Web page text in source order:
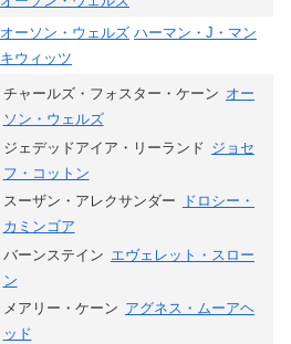
オーソン・ウェルズ ハーマン・J・マン
キウィッツ
チャールズ・フォスター・ケーン オー
ソン・ウェルズ
ジェデッドアイア・リーランド ジョセ
フ・コットン
スーザン・アレクサンダー
ドロシー・
カミンゴア
バーンステイン エヴェレット・スロー
ン
メアリー・ケーン アグネス・ムーアヘ
ッド